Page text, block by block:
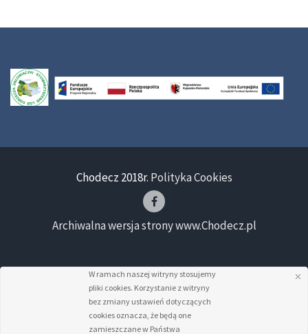
Chodecz 2018r. Polityka Cookies
Archiwalna wersja strony www.Chodecz.pl
W ramach naszej witryny stosujemy
pliki cookies. Korzystanie z witryny
bez zmiany ustawień dotyczących
cookies oznacza, że będą one
zamieszczane w Państwa